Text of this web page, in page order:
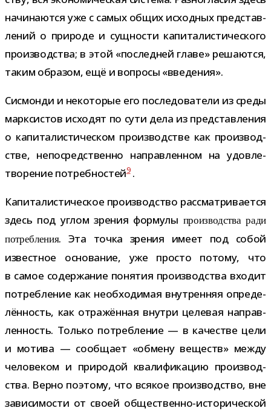
начи­на­ются уже с самых общих исход­ных пред­став­
ле­ний о при­роде и сущ­но­сти капи­та­ли­сти­че­ского
про­из­вод­ства; в этой «послед­ней главе» реша­ются,
таким обра­зом, ещё и вопросы «вве­де­ния».
Сисмонди и неко­то­рые его после­до­ва­тели из среды
марк­си­стов исхо­дят по сути дела из пред­став­ле­ния
о капи­та­ли­сти­че­ском про­из­вод­стве как про­из­вод­
стве, непо­сред­ственно направ­лен­ном на удо­вле­
тво­ре­ние потреб­но­стей9.
Капиталистическое про­из­вод­ство рас­смат­ри­ва­ется
здесь под углом зре­ния фор­мулы про­из­вод­ства ради
потреб­ле­ния. Эта точка зре­ния имеет под собой
извест­ное осно­ва­ние, уже про­сто потому, что
в самое содер­жа­ние поня­тия про­из­вод­ства вхо­дит
потреб­ле­ние как необ­хо­ди­мая внут­рен­няя опре­де­
лён­ность, как отра­жён­ная внутри целе­вая направ­
лен­ность. Только потреб­ле­ние — в каче­стве цели
и мотива — сооб­щает «обмену веществ» между
чело­ве­ком и при­ро­дой ква­ли­фи­ка­цию про­из­вод­
ства. Верно поэтому, что вся­кое про­из­вод­ство, вне
зави­си­мо­сти от своей общественно-​исторической